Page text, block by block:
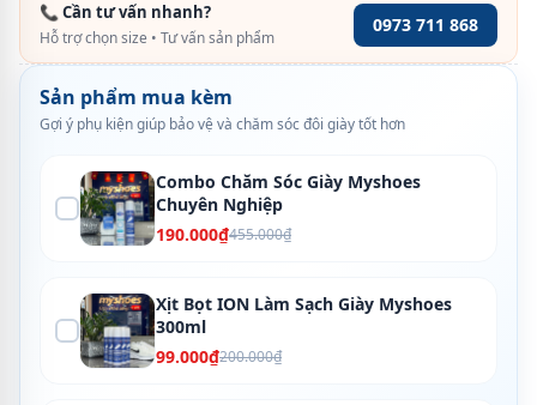
📞 Cần tư vấn nhanh?
Hỗ trợ chọn size • Tư vấn sản phẩm
0973 711 868
Sản phẩm mua kèm
Gợi ý phụ kiện giúp bảo vệ và chăm sóc đôi giày tốt hơn
Combo Chăm Sóc Giày Myshoes
Chuyên Nghiệp
190.000₫455.000₫
Xịt Bọt ION Làm Sạch Giày Myshoes
300ml
99.000₫200.000₫